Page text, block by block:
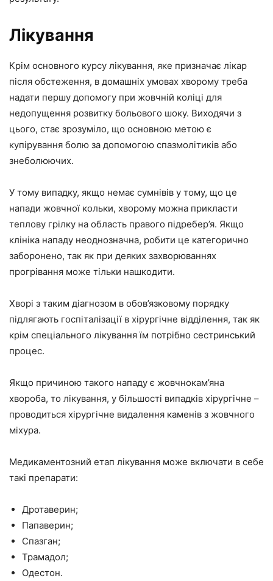
Лікування
Крім основного курсу лікування, яке призначає лікар
після обстеження, в домашніх умовах хворому треба
надати першу допомогу при жовчній коліці для
недопущення розвитку больового шоку. Виходячи з
цього, стає зрозуміло, що основною метою є
купірування болю за допомогою спазмолітиків або
знеболюючих.
У тому випадку, якщо немає сумнівів у тому, що це
напади жовчної кольки, хворому можна прикласти
теплову грілку на область правого підребер’я. Якщо
клініка нападу неоднозначна, робити це категорично
заборонено, так як при деяких захворюваннях
прогрівання може тільки нашкодити.
Хворі з таким діагнозом в обов’язковому порядку
підлягають госпіталізації в хірургічне відділення, так як
крім спеціального лікування їм потрібно сестринський
процес.
Якщо причиною такого нападу є жовчнокам’яна
хвороба, то лікування, у більшості випадків хірургічне –
проводиться хірургічне видалення каменів з жовчного
міхура.
Медикаментозний етап лікування може включати в себе
такі препарати:
Дротаверин;
Папаверин;
Спазган;
Трамадол;
Одестон.